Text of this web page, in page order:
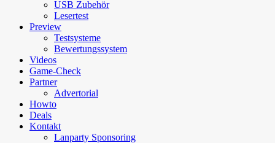
USB Zubehör
Lesertest
Preview
Testsysteme
Bewertungssystem
Videos
Game-Check
Partner
Advertorial
Howto
Deals
Kontakt
Lanparty Sponsoring